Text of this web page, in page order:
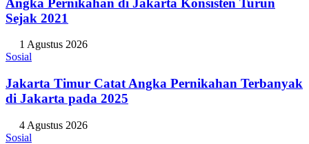
Angka Pernikahan di Jakarta Konsisten Turun
Sejak 2021
1 Agustus 2026
Sosial
Jakarta Timur Catat Angka Pernikahan Terbanyak
di Jakarta pada 2025
4 Agustus 2026
Sosial